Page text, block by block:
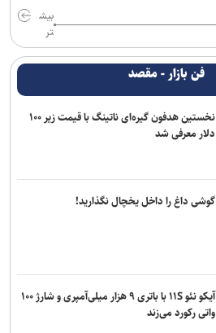
بیش
تر
فن بازار - مقصد
نخستین هدفون گیره‌ای ناتینگ با قیمت زیر ۱۰۰
دلار معرفی شد
گوشی داغ را داخل یخچال نگذارید!
آیکو نئو ۱۱S با باتری ۹ هزار میلی‌آمپری و شارژ ۱۰۰
واتی رکورد می‌زند